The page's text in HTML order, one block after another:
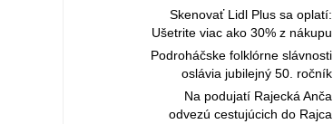
Skenovať Lidl Plus sa oplatí:
Ušetrite viac ako 30% z nákupu
Podroháčske folklórne slávnosti
oslávia jubilejný 50. ročník
Na podujatí Rajecká Anča
odvezú cestujúcich do Rajca